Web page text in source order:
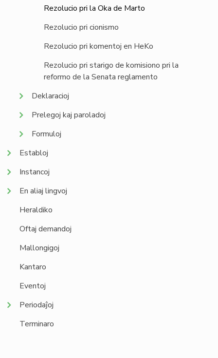
Rezolucio pri la Oka de Marto
Rezolucio pri cionismo
Rezolucio pri komentoj en HeKo
Rezolucio pri starigo de komisiono pri la
reformo de la Senata reglamento
Deklaracioj
Prelegoj kaj paroladoj
Formuloj
Establoj
Instancoj
En aliaj lingvoj
Heraldiko
Oftaj demandoj
Mallongigoj
Kantaro
Eventoj
Periodaĵoj
Terminaro